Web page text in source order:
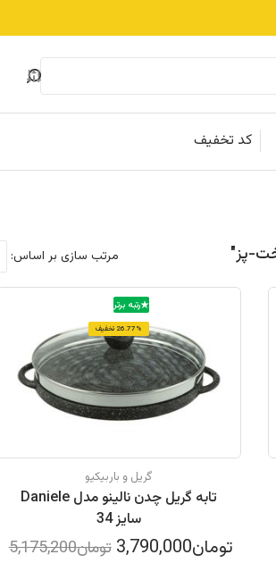
کد تخفیف
مرتب سازی بر اساس:
رتبه برتر
26.77% تخفیف
گریل و باربیکیو
تابه گریل چدن نالینو مدل Daniele
سایز 34
تومان3,790,000 تومان5,175,200